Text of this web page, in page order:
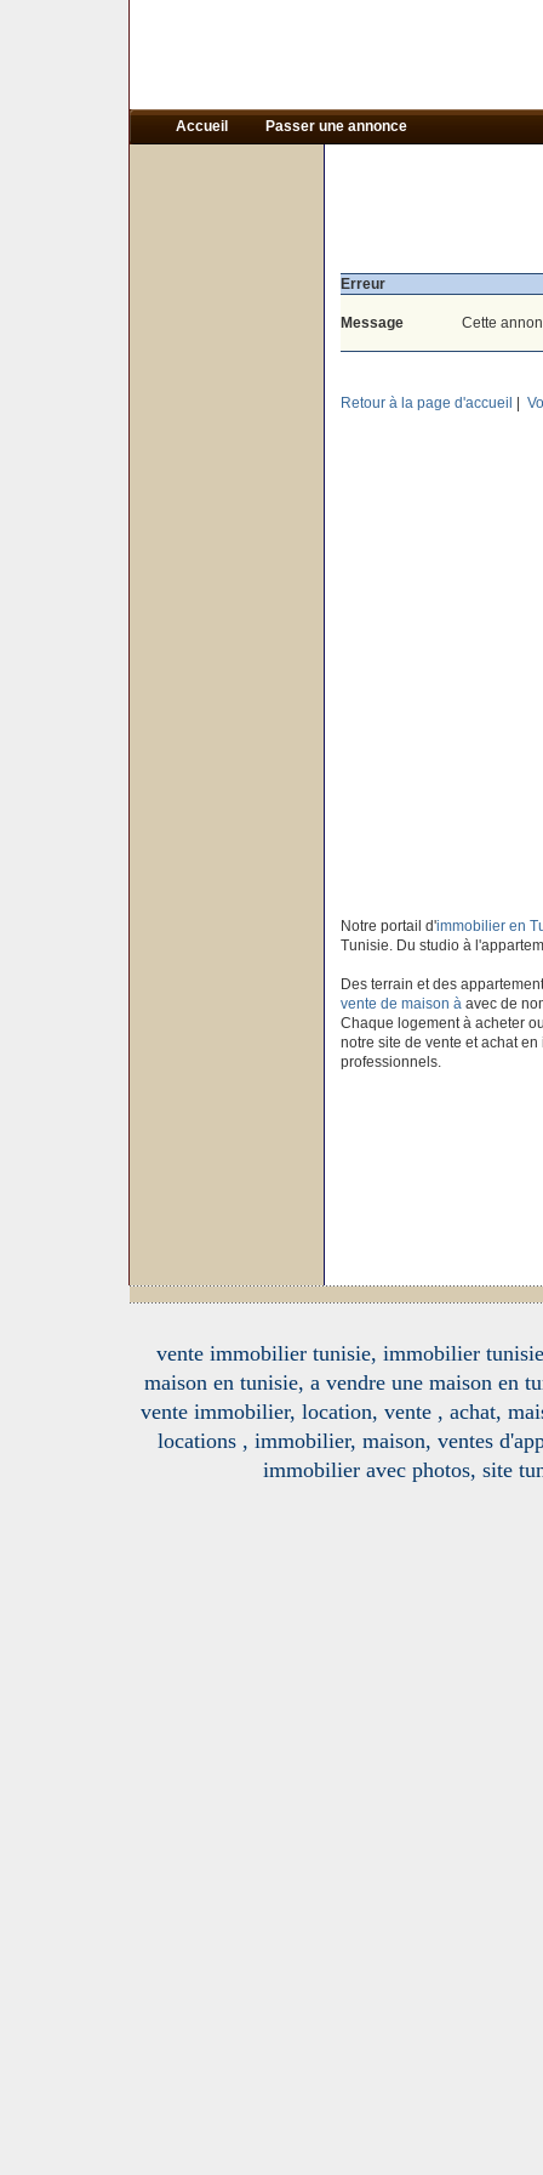
Accueil Passer une annonce
Erreur
Message Cette
Retour à la page d'accueil
Notre portail d'immobilier en
Tunisie. Du studio à
Des terrain et des
vente de maison à avec de
Chaque logement à acheter
notre site de vente et achat
professionnels.
vente immobilier tunisie, immobilier
maison en tunisie, a vendre une maison en
vente immobilier, location, vente , achat,
locations , immobilier, maison, ventes
immobilier avec photos, site